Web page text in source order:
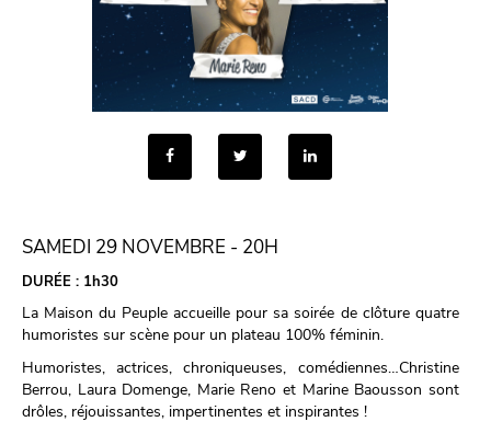
SAMEDI 29 NOVEMBRE - 20H
DURÉE : 1h30
La Maison du Peuple accueille pour sa soirée de clôture quatre
humoristes sur scène pour un plateau 100% féminin.
Humoristes, actrices, chroniqueuses, comédiennes…Christine
Berrou, Laura Domenge, Marie Reno et Marine Baousson sont
drôles, réjouissantes, impertinentes et inspirantes !